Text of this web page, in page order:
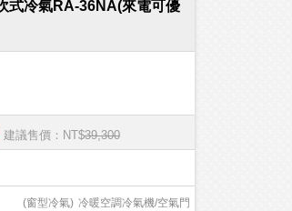
式冷氣RA-36NA(來電可優
建議售價：NT$39,300
冷暖空調冷氣機/空氣門
(窗型冷氣)